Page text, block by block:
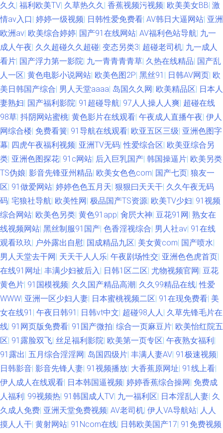
久久| 福利欧美TV| 久草热久久| 香蕉视频污视频| 欧美美女BB| 激
情av入口| 婷婷一级视频| 日韩性爱免费看| AV韩日大逼网站| 亚洲
欧洲av| 欧美综合婷婷| 国产91在线网站| AV福利色站导航| 九一
成人午夜| 久久超碰久久超碰| 变态另类3| 超碰老司机| 九一成人
看片| 国产浮力第一影院| 九一青青青青草| 久热在线精品| 国产乱
人一区| 黄色电影小说网站| 欧美色图2P| 黑丝91 | 日韩AV网页| 欧
美日韩国产综合| 男人天堂aaaa| 岛国久久网| 欧美精品区| 日本人
妻熟妇| 国产福利影院| 91超碰导航| 97人人操人人爽| 超碰在线
98草| 抖阴网站蜜桃| 黄色影片在线观看| 午夜成人直播午夜| 伊人
网综合楼| 免费看簧| 91导航在线观看| 欧亚五区三级| 亚洲色图字
幕| 四虎午夜福利视频| 亚洲TV无码|性爱综合区| 欧美亚综合另
类| 亚洲色图探花| 91c网站| 后入巨乳国产| 韩国操逼片| 欧美另类
TS伪娘| 影音先锋亚州精品| 欧美女色色com| 国产七页| 狼友一
区| 91做爱网站| 婷婷色色五月天| 狠狠曰天天干| 久久午夜无码
码| 宅狼社导航| 欧美性网| 极品国产TS资源| 欧美TV少妇| 91视频
综合网站| 欧美色另类| 黄色91app| 肏屄大神| 豆花91网| 熟女在
线视频网站| 黑丝制服91国产| 色香淫视综合| 男人社av| 91在线
观看玖玖| 户外露出自慰| 国成精品九区| 美女黄com| 国产喷水|
男人天堂去干网| 天天干人人乐| 午夜剧场性交| 亚洲色色虎首页|
在线91网址| 丰满少妇被后入| 日韩1区二区| 尤物视频官网| 豆花
黄色片| 91国模视频| 久久国产精品高潮| 久久99精品在线|性爱
WWW| 亚洲一区少妇人妻| 日本蜜桃视频二区| 91在现免费看| 美
女在线91 | 午夜日韩91 | 日韩vt中文| 超碰98人人| 久草先锋毛片在
线| 91网页版免费看| 91国产微拍| 综合一页麻豆片| 欧美怡红院五
区| 91露脸双飞| 丝足福利影院| 欧美第一页专区| 午夜熟女福利|
91露出| 五月综合淫淫网| 岛国四级片| 丰满人妻AV| 91极速视频|
日韩影音| 影音先锋人妻| 91视频播放| 大香蕉原网址| 91线上看|
伊人成人在线观看| 日本韩国逼视频| 婷婷香蕉综合操网| 免费成
人福利| 99视频热| 91韩国成人TV| 九一福利区| 日本淫乱人妻| 久
久成人免费| 亚洲天堂免费视频| AV老司机| 伊人VA导航站| 人人
摸人人干| 黄射网站| 91Ncom在线| 日韩欧美国产17| 91免费视频